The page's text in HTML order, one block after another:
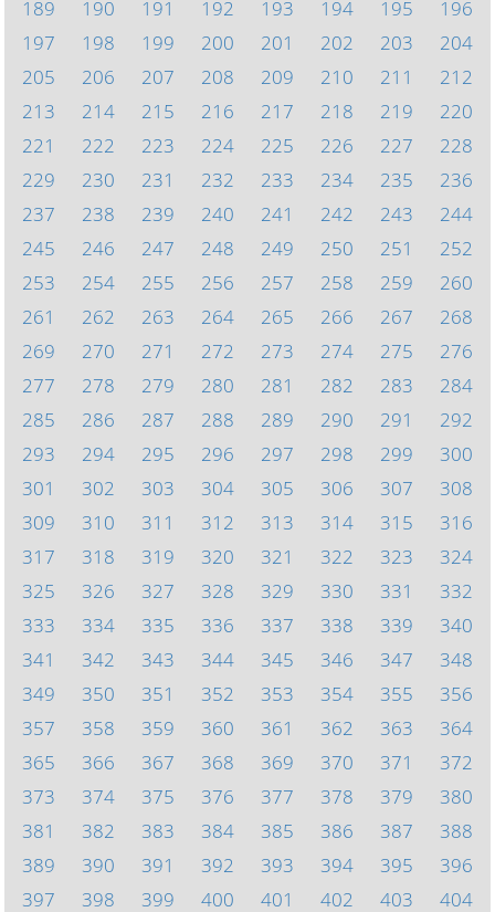
189
190 191 192 193 194 195
196
197
198 199 200 201 202 203
204
205
206 207 208 209 210 211
212
213
214 215 216 217 218 219
220
221
222 223 224 225 226 227
228
229
230 231 232 233 234 235
236
237
238 239 240 241 242 243
244
245
246 247 248 249 250 251
252
253
254 255 256 257 258 259
260
261
262 263 264 265 266 267
268
269
270 271 272 273 274 275
276
277
278 279 280 281 282 283
284
285
286 287 288 289 290 291
292
293
294 295 296 297 298 299
300
301
302 303 304 305 306 307
308
309
310 311 312 313 314 315
316
317
318 319 320 321 322 323
324
325
326 327 328 329 330 331
332
333
334 335 336 337 338 339
340
341
342 343 344 345 346 347
348
349
350 351 352 353 354 355
356
357
358 359 360 361 362 363
364
365
366 367 368 369 370 371
372
373
374 375 376 377 378 379
380
381
382 383 384 385 386 387
388
389
390 391 392 393 394 395
396
397
398 399 400 401 402 403 404